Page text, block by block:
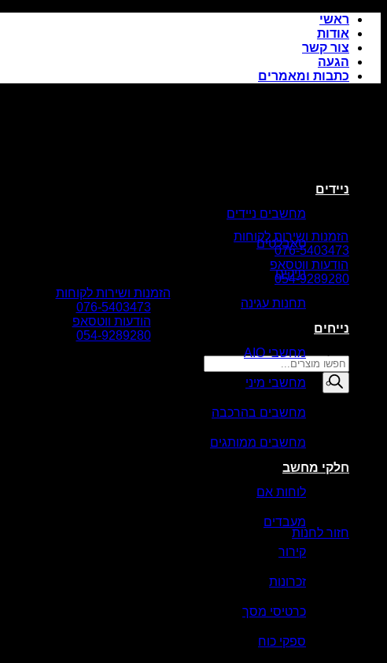
Skip
content
ראשי
אודות
צור קשר
הגעה
כתבות ומאמרים
הזמנות ושירות לקוחות
076-5403473
הודעות ווטסאפ
054-9289280
הזמנות ושירות לקוחות
076-5403473
הודעות ווטסאפ
054-9289280
Products
search
סל קניות
חזור לחנות
ניידים
מחשבים ניידים
טאבלטים
תיקים
תחנות עגינה
נייחים
מחשבי AIO
מחשבי מיני
מחשבים בהרכבה
מחשבים ממותגים
חלקי מחשב
לוחות אם
מעבדים
קירור
זכרונות
כרטיסי מסך
ספקי כוח